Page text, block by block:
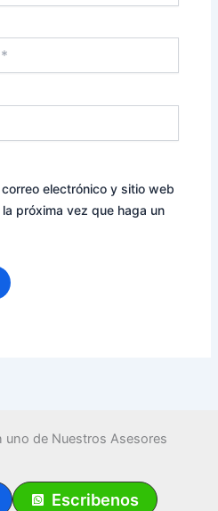
electrónico y sitio web
próxima vez que haga un
uno de Nuestros Asesores
Escribenos